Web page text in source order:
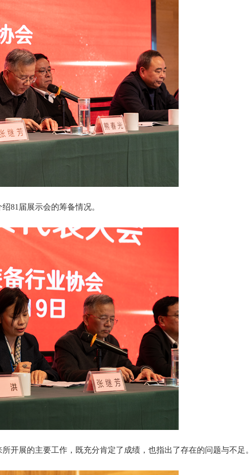
81届展示会的筹备情况。
展的主要工作，既充分肯定了成绩，也指出了存在的问题与不足。